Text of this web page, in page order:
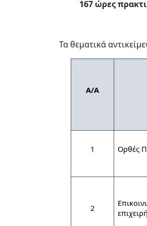
167 ώρες
Τα θεματικά
Α/Α
1 Ορθές
2